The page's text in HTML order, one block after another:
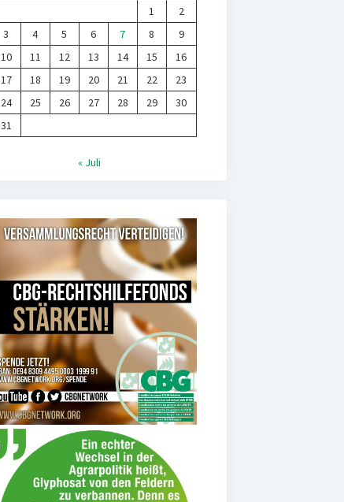
1
2
3
4 5 6 7 8
9
10
11 12 13 14 15
16
17
18 19 20 21 22
23
24
25 26 27 28 29
30
31
« Juli